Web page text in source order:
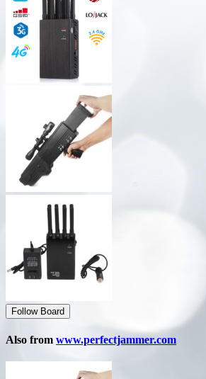
Follow Board
Also from www.perfectjammer.com